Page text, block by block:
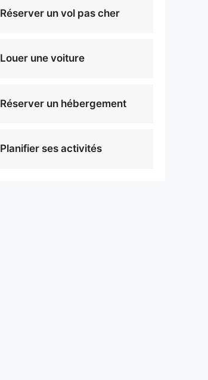
Réserver un vol pas cher
Louer une voiture
Réserver un hébergement
Planifier ses activités